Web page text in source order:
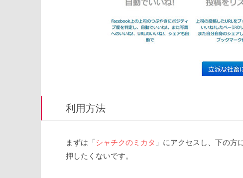
利用方法
まずは「シャチクのミカタ 」にアクセスし、下の方
押したくないです。